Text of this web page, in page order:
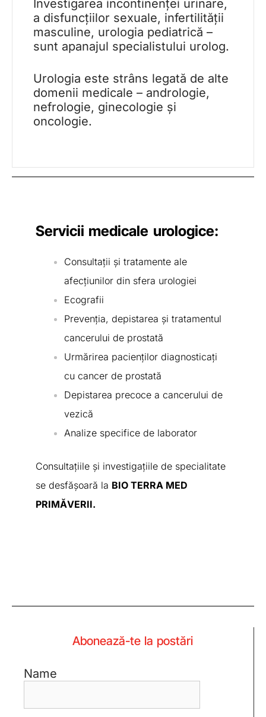
Investigarea incontinenței urinare,
a disfuncțiilor sexuale, infertilității
masculine, urologia pediatrică –
sunt apanajul specialistului urolog.
Urologia este strâns legată de alte
domenii medicale – andrologie,
nefrologie, ginecologie și
oncologie.
Servicii medicale urologice:
Consultații și tratamente ale
afecțiunilor din sfera urologiei
Ecografii
Prevenția, depistarea și tratamentul
cancerului de prostată
Urmărirea pacienților diagnosticați
cu cancer de prostată
Depistarea precoce a cancerului de
vezică
Analize specifice de laborator
Consultațiile și investigațiile de specialitate
se desfășoară la BIO TERRA MED
PRIMĂVERII.
Abonează-te la postări
Name